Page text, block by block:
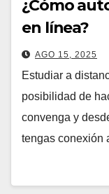
¿Cómo
en línea?
AGO 15, 2025
Estudiar a
posibilidad de
convenga y
tengas conexión